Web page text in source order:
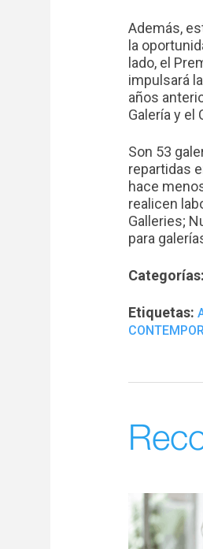
Además,
la
lado, el
impulsará
años
Galería y el
Son 53
repartidas
hace
realicen
Galleries;
para
Categorías:
Etiquetas: